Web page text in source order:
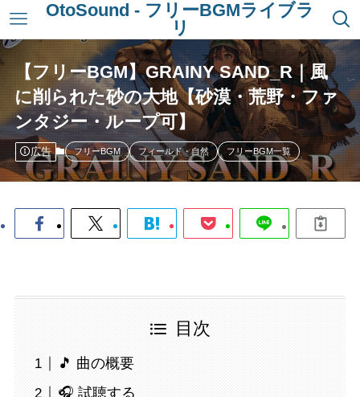
OtoSound - フリーBGMライブラ
リ
【フリーBGM】GRAINY SAND_R｜風
に削られた砂の大地【砂漠・荒野・ファ
ンタジー・ループ可】
広告 フリーBGM フィールド・自然 フリーBGM一覧
目次
🎵 曲の概要
🎧 試聴する